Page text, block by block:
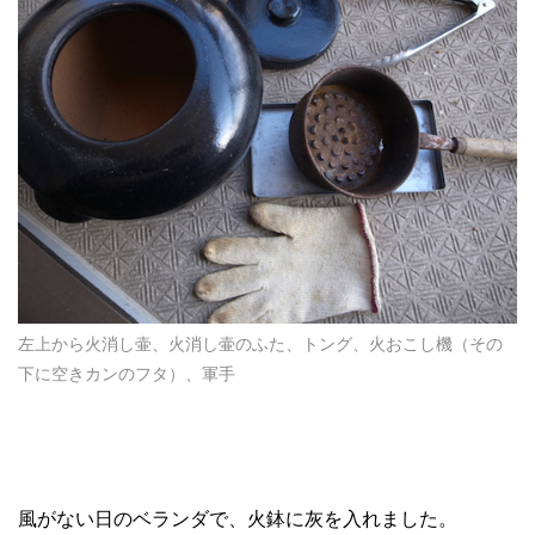
左上から火消し壷、火消し壷のふた、トング、火おこし機（その
下に空きカンのフタ）、軍手
風がない日のベランダで、火鉢に灰を入れました。